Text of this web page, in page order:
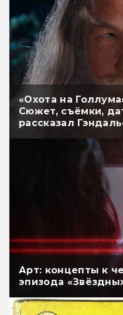
«Охота на
Сюжет, съёмки,
рассказал
Арт: концепты к
эпизода